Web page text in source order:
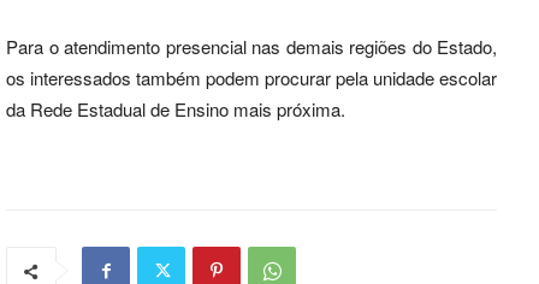
Para o atendimento presencial nas demais regiões do Estado,
os interessados também podem procurar pela unidade escolar
da Rede Estadual de Ensino mais próxima.